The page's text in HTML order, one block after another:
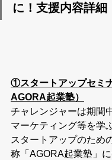
に！支援内容詳細
①スタートアップセミ
AGORA起業塾）
チャレンジャーは期間
マーケティング等を学
スタートアップのため
称「AGORA起業塾」に